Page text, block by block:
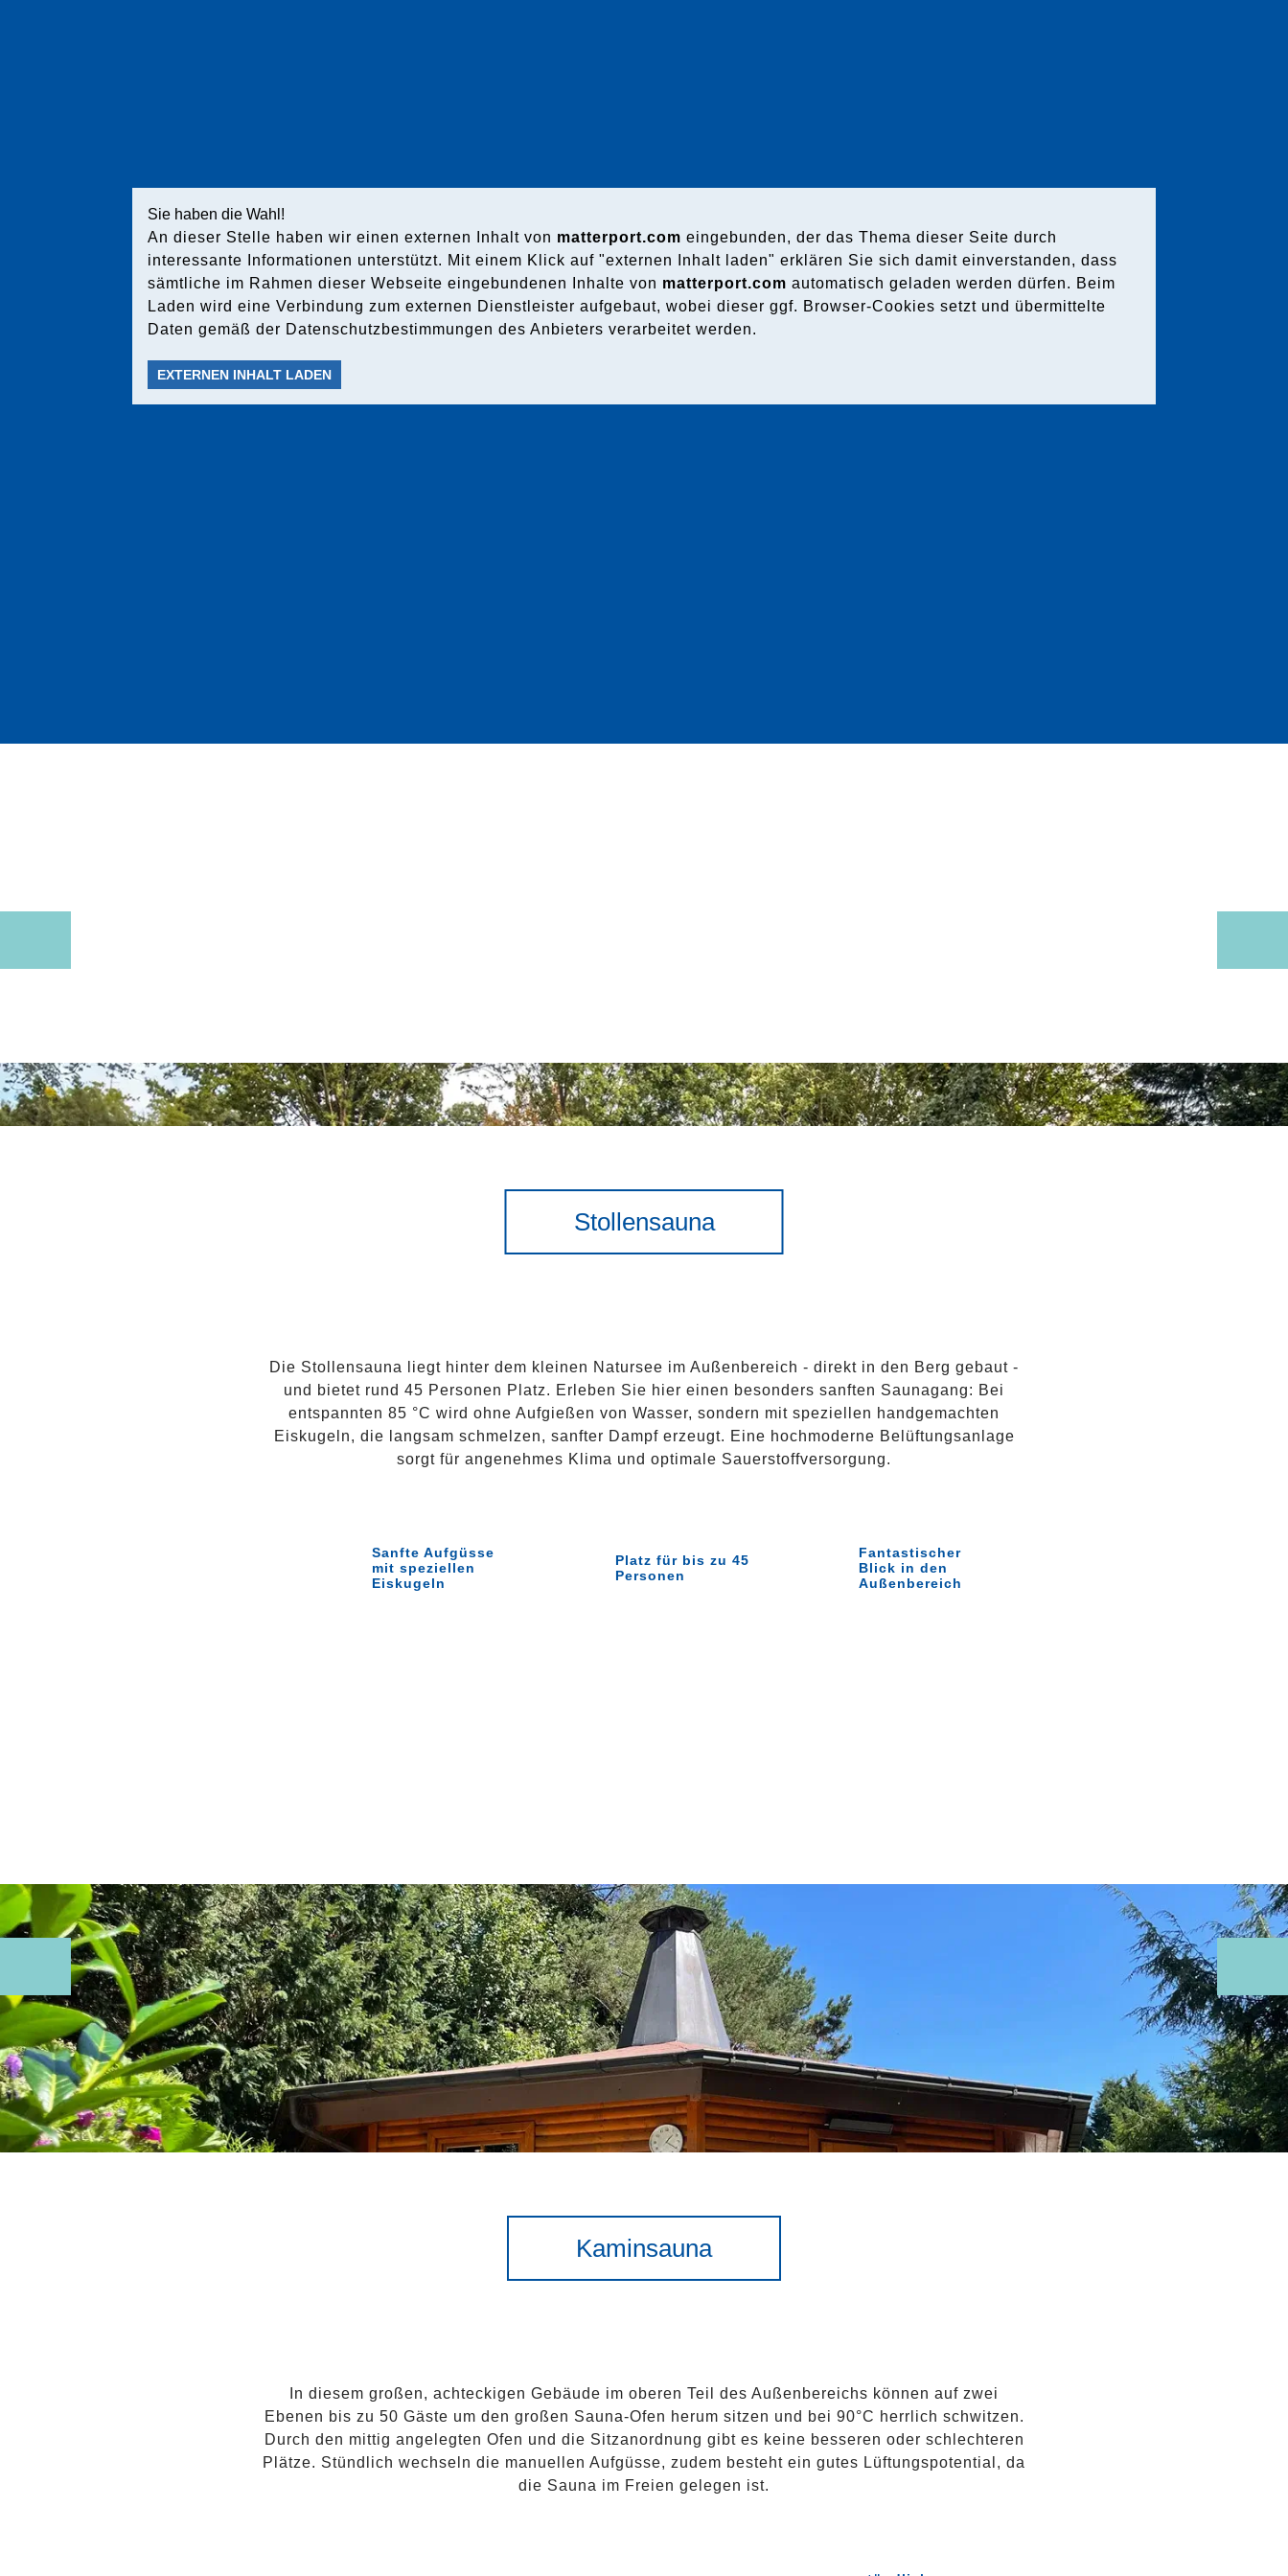
Sie haben die Wahl!
An dieser Stelle haben wir einen externen Inhalt von matterport.com eingebunden, der das Thema dieser Seite durch
interessante Informationen unterstützt. Mit einem Klick auf "externen Inhalt laden" erklären Sie sich damit einverstanden, dass
sämtliche im Rahmen dieser Webseite eingebundenen Inhalte von matterport.com automatisch geladen werden dürfen. Beim
Laden wird eine Verbindung zum externen Dienstleister aufgebaut, wobei dieser ggf. Browser-Cookies setzt und übermittelte
Daten gemäß der Datenschutzbestimmungen des Anbieters verarbeitet werden.
EXTERNEN INHALT LADEN
Stollensauna
Die Stollensauna liegt hinter dem kleinen Natursee im Außenbereich - direkt in den Berg gebaut -
und bietet rund 45 Personen Platz. Erleben Sie hier einen besonders sanften Saunagang: Bei
entspannten 85 °C wird ohne Aufgießen von Wasser, sondern mit speziellen handgemachten
Eiskugeln, die langsam schmelzen, sanfter Dampf erzeugt. Eine hochmoderne Belüftungsanlage
sorgt für angenehmes Klima und optimale Sauerstoffversorgung.
Sanfte Aufgüsse
mit speziellen
Eiskugeln
Platz für bis zu 45
Personen
Fantastischer
Blick in den
Außenbereich
Kaminsauna
In diesem großen, achteckigen Gebäude im oberen Teil des Außenbereichs können auf zwei
Ebenen bis zu 50 Gäste um den großen Sauna-Ofen herum sitzen und bei 90°C herrlich schwitzen.
Durch den mittig angelegten Ofen und die Sitzanordnung gibt es keine besseren oder schlechteren
Plätze. Stündlich wechseln die manuellen Aufgüsse, zudem besteht ein gutes Lüftungspotential, da
die Sauna im Freien gelegen ist.